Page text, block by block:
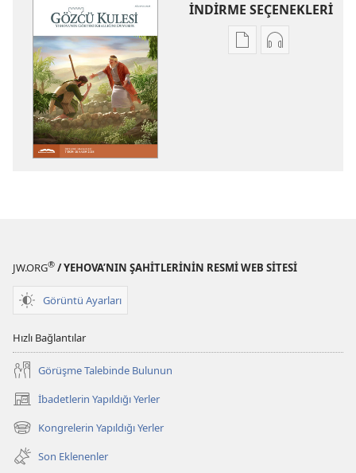
İNDİRME SEÇENEKLERİ
DijitalSes
JW.ORG® / YEHOVA’NIN ŞAHİTLERİNİN RESMİ WEB SİTESİ
Görüntü Ayarları
Hızlı Bağlantılar
Görüşme Talebinde Bulunun
İbadetlerin Yapıldığı Yerler
(yeni
pencere
açar)
Kongrelerin Yapıldığı Yerler
(yeni
pencere
açar)
Son Eklenenler